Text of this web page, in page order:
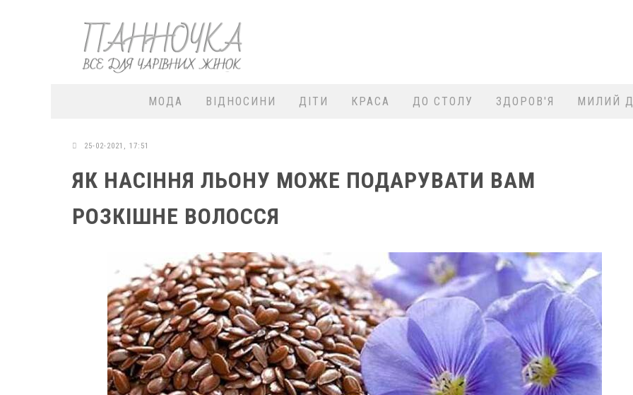
МОДА ВІДНОСИНИ ДІТИ КРАСА ДО СТОЛУ ЗДОРОВ'Я МИЛИЙ
25-02-2021, 17:51
ЯК НАСІННЯ ЛЬОНУ МОЖЕ ПОДАРУВАТИ ВАМ
РОЗКІШНЕ ВОЛОССЯ